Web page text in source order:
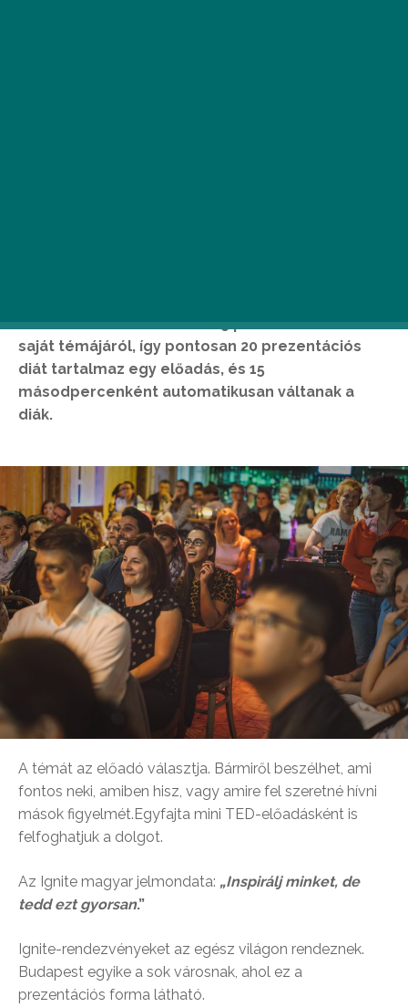
követni. Minden előadónak 5 perce van beszélni a
saját témájáról, így pontosan 20 prezentációs
diát tartalmaz egy előadás, és 15
másodpercenként automatikusan váltanak a
diák.
A témát az előadó választja. Bármiről beszélhet, ami
fontos neki, amiben hisz, vagy amire fel szeretné hívni
mások figyelmét.Egyfajta mini TED-előadásként is
felfoghatjuk a dolgot.
Az Ignite magyar jelmondata: „Inspirálj minket, de
tedd ezt gyorsan.”
Ignite-rendezvényeket az egész világon rendeznek.
Budapest egyike a sok városnak, ahol ez a
prezentációs forma látható.